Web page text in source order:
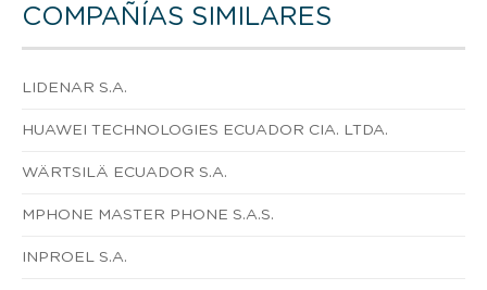
COMPAÑÍAS SIMILARES
LIDENAR S.A.
HUAWEI TECHNOLOGIES ECUADOR CIA. LTDA.
WÄRTSILÄ ECUADOR S.A.
MPHONE MASTER PHONE S.A.S.
INPROEL S.A.